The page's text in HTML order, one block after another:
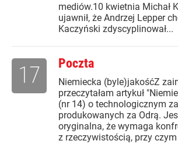
mediów.10 kwietnia Michał
ujawnił, że Andrzej Lepper
Kaczyński zdyscyplinował...
Poczta
Niemiecka (byle)jakośćZ
przeczytałam artykuł
(nr 14) o technologicznym
produkowanych za Odrą.
oryginalna, że wymaga
z rzeczywistością, przy czym
17